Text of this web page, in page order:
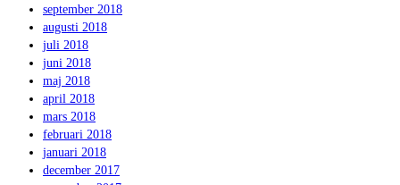
september 2018
augusti 2018
juli 2018
juni 2018
maj 2018
april 2018
mars 2018
februari 2018
januari 2018
december 2017